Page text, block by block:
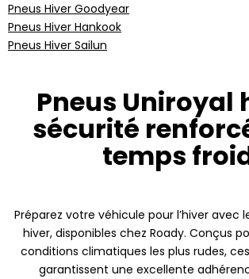
Pneus Hiver Goodyear
Pneus Hiver Hankook
Pneus Hiver Sailun
Pneus Uniroyal
sécurité
temps
Préparez votre véhicule pour l’hiver avec
hiver, disponibles chez Roady. Conçus
conditions climatiques les plus rudes,
garantissent une excellente